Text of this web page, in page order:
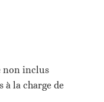
non inclus
à la charge de